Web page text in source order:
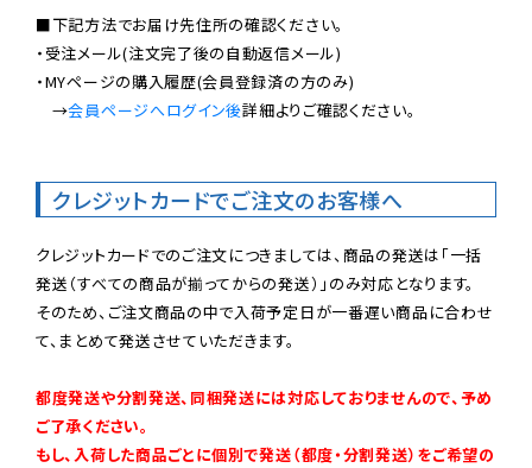
■下記方法でお届け先住所の確認ください。
・受注メール(注文完了後の自動返信メール)
・MYページの購入履歴(会員登録済の方のみ)
→会員ページへログイン後詳細よりご確認ください。
クレジットカードでご注文のお客様へ
クレジットカードでのご注文につきましては、商品の発送は「一括
発送（すべての商品が揃ってからの発送）」のみ対応となります。
そのため、ご注文商品の中で入荷予定日が一番遅い商品に合わせ
て、まとめて発送させていただきます。
都度発送や分割発送、同梱発送には対応しておりませんので、予め
ご了承ください。
もし、入荷した商品ごとに個別で発送（都度・分割発送）をご希望の